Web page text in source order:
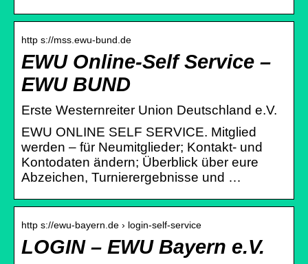
http s://mss.ewu-bund.de
EWU Online-Self Service –
EWU BUND
Erste Westernreiter Union Deutschland e.V.
EWU ONLINE SELF SERVICE. Mitglied
werden – für Neumitglieder; Kontakt- und
Kontodaten ändern; Überblick über eure
Abzeichen, Turnierergebnisse und …
http s://ewu-bayern.de › login-self-service
LOGIN – EWU Bayern e.V.